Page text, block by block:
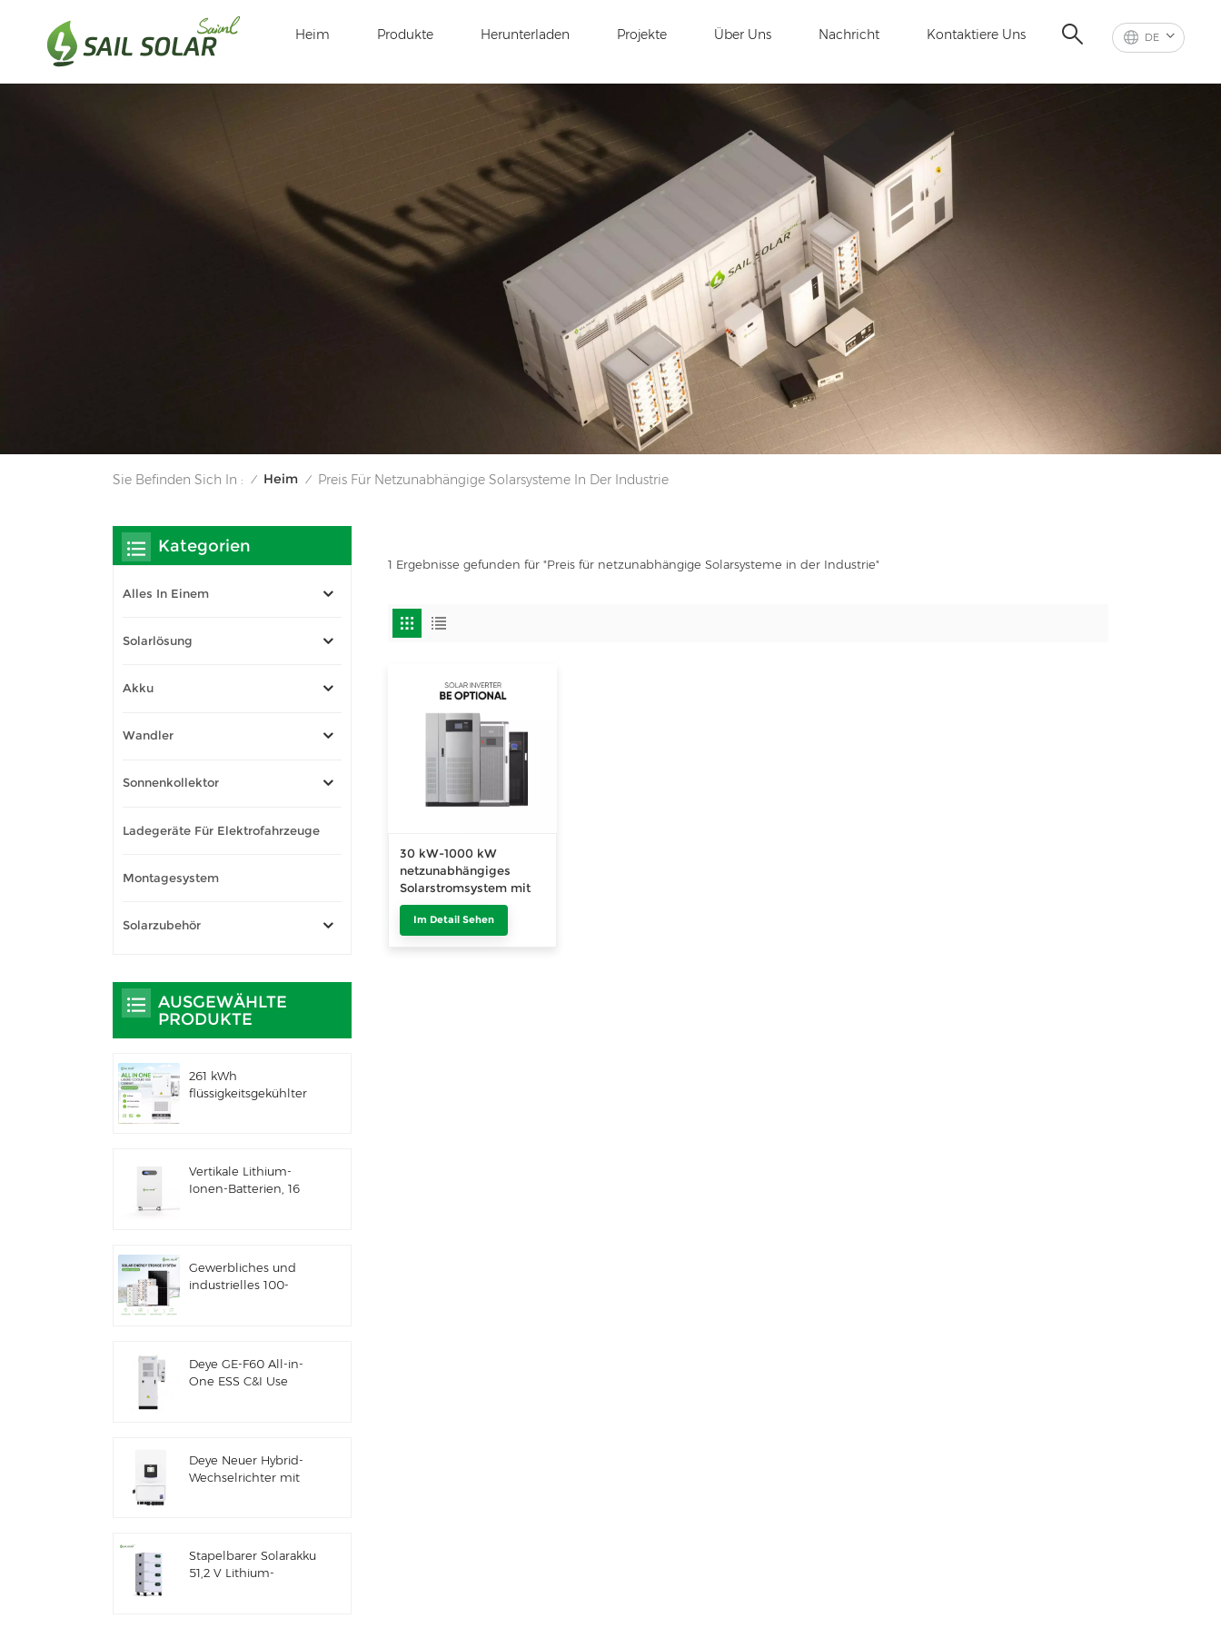
DE
Heim Produkte Herunterladen Projekte Über Uns Nachricht Kontaktiere Uns
Sie Befinden Sich In : / Heim / Preis Für Netzunabhängige Solarsysteme In Der Industrie
1 Ergebnisse gefunden für "Preis für netzunabhängige Solarsysteme in der Industrie"
30 kW-1000 kW
netzunabhängiges
Solarstromsystem mit
Batterie für den
gewerblichen und
industriellen Einsatz
Im Detail Sehen
Kategorien
Alles In Einem
Solarlösung
Akku
Wandler
Sonnenkollektor
Ladegeräte Für Elektrofahrzeuge
Montagesystem
Solarzubehör
AUSGEWÄHLTE
PRODUKTE
261 kWh
flüssigkeitsgekühlter
Anwendungen IP66
ESS
Vertikale Lithium-
Ionen-Batterien, 16
Gewerbliches und
industrielles 100-
Deye GE-F60 All-in-
One ESS C&I Use
51,2V 100Ah
Deye Neuer Hybrid-
Wechselrichter mit
Stapelbarer Solarakku
51,2 V Lithium-